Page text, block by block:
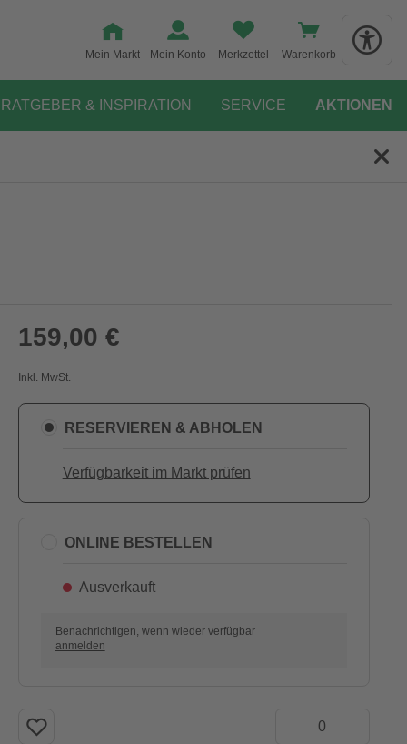
Mein Markt Mein Konto Merkzettel Warenkorb
RATGEBER & INSPIRATION SERVICE AKTIONEN
159,00 €
Inkl. MwSt.
RESERVIEREN & ABHOLEN
Verfügbarkeit im Markt prüfen
ONLINE BESTELLEN
Ausverkauft
Benachrichtigen, wenn wieder verfügbar
anmelden